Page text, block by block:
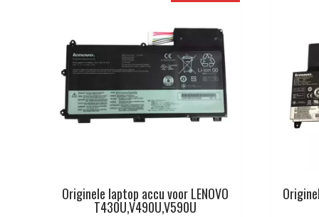
Originele laptop accu voor LENOVO
T430U,V490U,V590U